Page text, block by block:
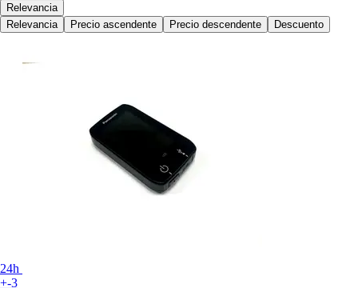
Relevancia
Relevancia
Precio ascendente Precio descendente Descuento
24h
+-3